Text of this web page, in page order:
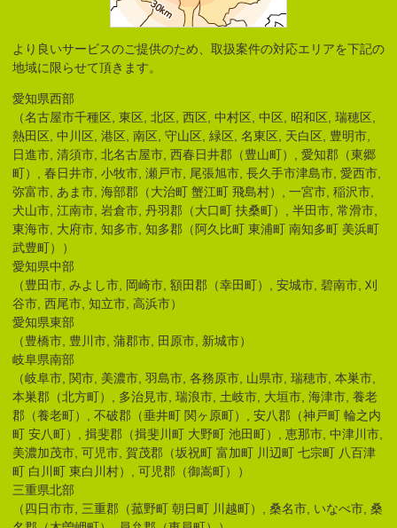
より良いサービスのご提供のため、取扱案件の対応エリアを下記の
地域に限らせて頂きます。
愛知県西部
（名古屋市千種区, 東区, 北区, 西区, 中村区, 中区, 昭和区, 瑞穂区,
熱田区, 中川区, 港区, 南区, 守山区, 緑区, 名東区, 天白区, 豊明市,
日進市, 清須市, 北名古屋市, 西春日井郡（豊山町）, 愛知郡（東郷
町）, 春日井市, 小牧市, 瀬戸市, 尾張旭市, 長久手市津島市, 愛西市,
弥富市, あま市, 海部郡（大治町 蟹江町 飛島村）, 一宮市, 稲沢市,
犬山市, 江南市, 岩倉市, 丹羽郡（大口町 扶桑町）, 半田市, 常滑市,
東海市, 大府市, 知多市, 知多郡（阿久比町 東浦町 南知多町 美浜町
武豊町））
愛知県中部
（豊田市, みよし市, 岡崎市, 額田郡（幸田町）, 安城市, 碧南市, 刈
谷市, 西尾市, 知立市, 高浜市）
愛知県東部
（豊橋市, 豊川市, 蒲郡市, 田原市, 新城市）
岐阜県南部
（岐阜市, 関市, 美濃市, 羽島市, 各務原市, 山県市, 瑞穂市, 本巣市,
本巣郡（北方町）, 多治見市, 瑞浪市, 土岐市, 大垣市, 海津市, 養老
郡（養老町）, 不破郡（垂井町 関ヶ原町）, 安八郡（神戸町 輪之内
町 安八町）, 揖斐郡（揖斐川町 大野町 池田町）, 恵那市, 中津川市,
美濃加茂市, 可児市, 賀茂郡（坂祝町 富加町 川辺町 七宗町 八百津
町 白川町 東白川村）, 可児郡（御嵩町））
三重県北部
（四日市市, 三重郡（菰野町 朝日町 川越町）, 桑名市, いなべ市, 桑